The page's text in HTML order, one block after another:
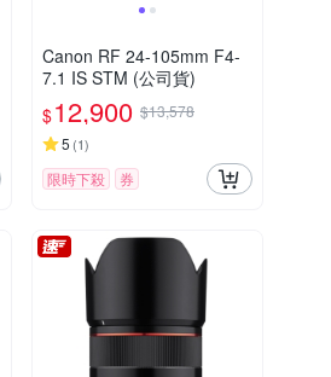
Canon RF 24-105mm F4-
7.1 IS STM (公司貨)
$12,900 $13,578
5 (1)
限時下殺 券